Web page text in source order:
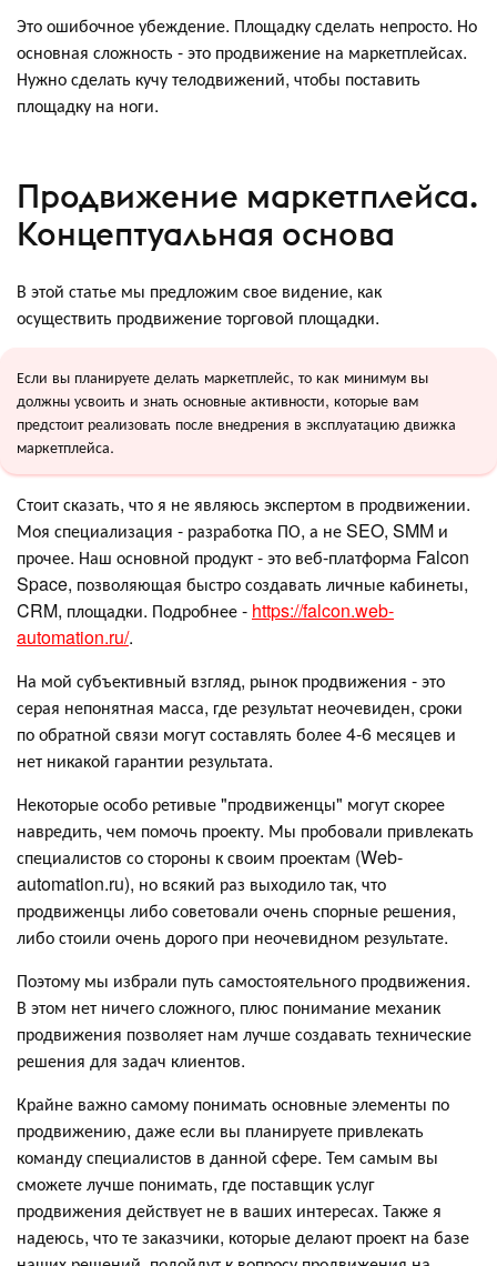
Это ошибочное убеждение. Площадку сделать непросто. Но
основная сложность - это продвижение на маркетплейсах.
Нужно сделать кучу телодвижений, чтобы поставить
площадку на ноги.
Продвижение маркетплейса.
Концептуальная основа
В этой статье мы предложим свое видение, как
осуществить продвижение торговой площадки.
Если вы планируете делать маркетплейс, то как минимум вы
должны усвоить и знать основные активности, которые вам
предстоит реализовать после внедрения в эксплуатацию движка
маркетплейса.
Стоит сказать, что я не являюсь экспертом в продвижении.
Моя специализация - разработка ПО, а не SEO, SMM и
прочее. Наш основной продукт - это веб-платформа Falcon
Space, позволяющая быстро создавать личные кабинеты,
CRM, площадки. Подробнее - https://falcon.web-
automation.ru/.
На мой субъективный взгляд, рынок продвижения - это
серая непонятная масса, где результат неочевиден, сроки
по обратной связи могут составлять более 4-6 месяцев и
нет никакой гарантии результата.
Некоторые особо ретивые "продвиженцы" могут скорее
навредить, чем помочь проекту. Мы пробовали привлекать
специалистов со стороны к своим проектам (Web-
automation.ru), но всякий раз выходило так, что
продвиженцы либо советовали очень спорные решения,
либо стоили очень дорого при неочевидном результате.
Поэтому мы избрали путь самостоятельного продвижения.
В этом нет ничего сложного, плюс понимание механик
продвижения позволяет нам лучше создавать технические
решения для задач клиентов.
Крайне важно самому понимать основные элементы по
продвижению, даже если вы планируете привлекать
команду специалистов в данной сфере. Тем самым вы
сможете лучше понимать, где поставщик услуг
продвижения действует не в ваших интересах. Также я
надеюсь, что те заказчики, которые делают проект на базе